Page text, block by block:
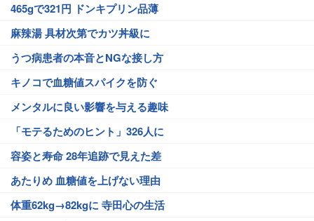
465gで321円 ドンキプリン品薄
麻辣湯 具材次第でカツ丼級に
うつ病患者の本音とNGな接し方
キノコで血糖値スパイクを防ぐ
メンタルに良い影響を与える趣味
「モテるためのヒント」326人に
容姿と寿命 28年追跡で見えた差
あたりめ 血糖値を上げない理由
体重62kg→82kgに 寺田心の生活